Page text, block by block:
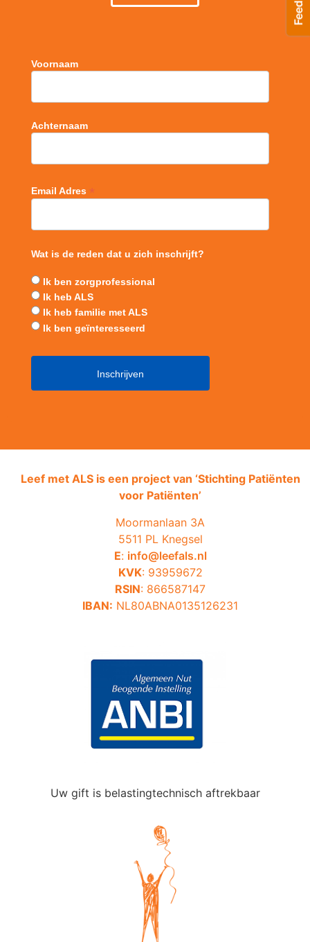
Voornaam
Achternaam
Email Adres *
Wat is de reden dat u zich inschrijft?
Ik ben zorgprofessional
Ik heb ALS
Ik heb familie met ALS
Ik ben geïnteresseerd
Leef met ALS is een project van ‘Stichting Patiënten
voor Patiënten’
Moormanlaan 3A
5511 PL Knegsel
E: info@leefals.nl
KVK: 93959672
RSIN: 866587147
IBAN: NL80ABNA0135126231
Uw gift is belastingtechnisch aftrekbaar